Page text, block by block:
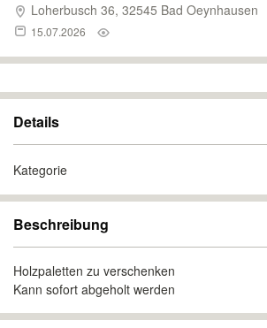
Loherbusch 36, 32545 Bad Oeynhausen
15.07.2026
Details
Kategorie
Beschreibung
Holzpaletten zu verschenken
Kann sofort abgeholt werden